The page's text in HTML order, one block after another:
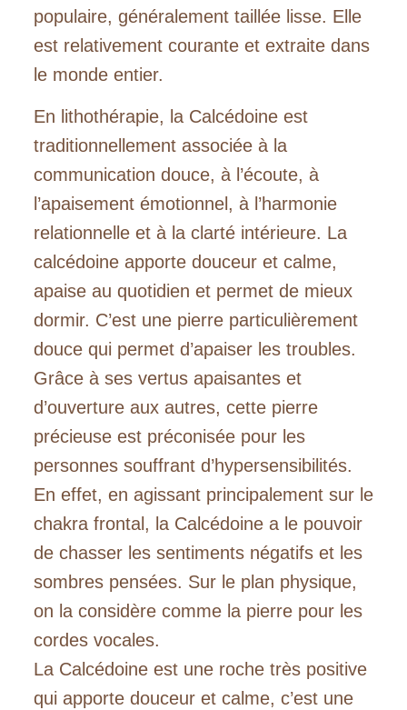
populaire, généralement taillée lisse. Elle
est relativement courante et extraite dans
le monde entier.
En lithothérapie, la Calcédoine est
traditionnellement associée à la
communication douce, à l’écoute, à
l’apaisement émotionnel, à l’harmonie
relationnelle et à la clarté intérieure. La
calcédoine apporte douceur et calme,
apaise au quotidien et permet de mieux
dormir. C’est une pierre particulièrement
douce qui permet d’apaiser les troubles.
Grâce à ses vertus apaisantes et
d’ouverture aux autres, cette pierre
précieuse est préconisée pour les
personnes souffrant d’hypersensibilités.
En effet, en agissant principalement sur le
chakra frontal, la Calcédoine a le pouvoir
de chasser les sentiments négatifs et les
sombres pensées. Sur le plan physique,
on la considère comme la pierre pour les
cordes vocales.
La Calcédoine est une roche très positive
qui apporte douceur et calme, c’est une